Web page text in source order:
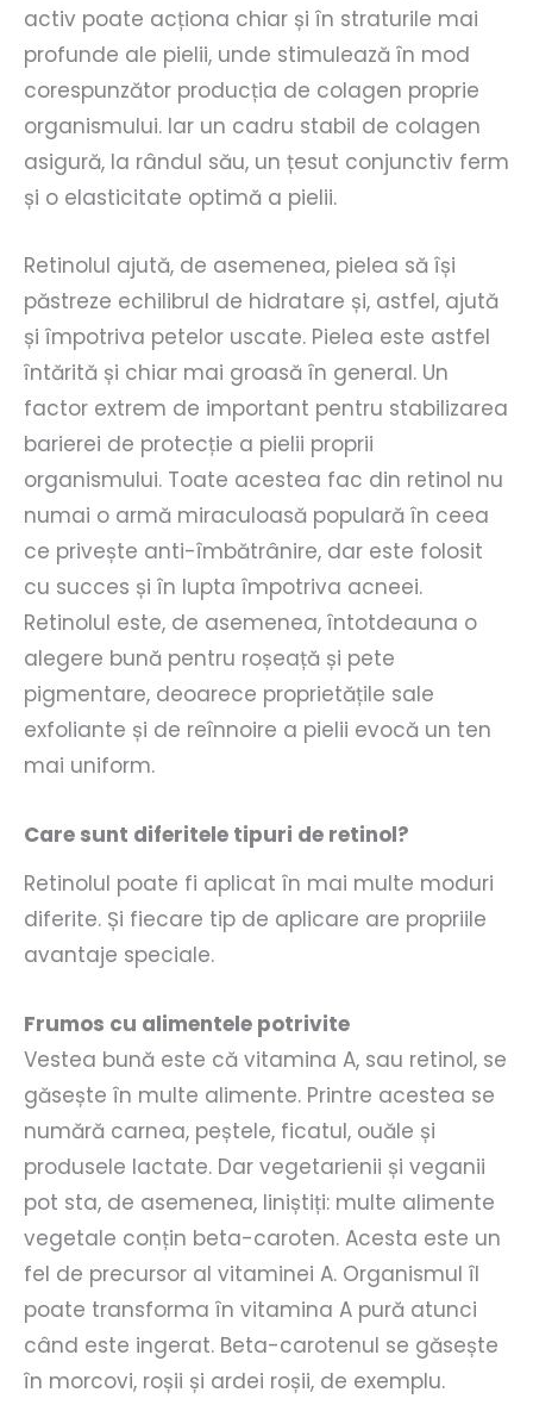
activ poate acționa chiar și în straturile mai
profunde ale pielii, unde stimulează în mod
corespunzător producția de colagen proprie
organismului. Iar un cadru stabil de colagen
asigură, la rândul său, un țesut conjunctiv ferm
și o elasticitate optimă a pielii.
Retinolul ajută, de asemenea, pielea să își
păstreze echilibrul de hidratare și, astfel, ajută
și împotriva petelor uscate. Pielea este astfel
întărită și chiar mai groasă în general. Un
factor extrem de important pentru stabilizarea
barierei de protecție a pielii proprii
organismului. Toate acestea fac din retinol nu
numai o armă miraculoasă populară în ceea
ce privește anti-îmbătrânire, dar este folosit
cu succes și în lupta împotriva acneei.
Retinolul este, de asemenea, întotdeauna o
alegere bună pentru roșeață și pete
pigmentare, deoarece proprietățile sale
exfoliante și de reînnoire a pielii evocă un ten
mai uniform.
Care sunt diferitele tipuri de retinol?
Retinolul poate fi aplicat în mai multe moduri
diferite. Și fiecare tip de aplicare are propriile
avantaje speciale.
Frumos cu alimentele potrivite
Vestea bună este că vitamina A, sau retinol, se
găsește în multe alimente. Printre acestea se
numără carnea, peștele, ficatul, ouăle și
produsele lactate. Dar vegetarienii și veganii
pot sta, de asemenea, liniștiți: multe alimente
vegetale conțin beta-caroten. Acesta este un
fel de precursor al vitaminei A. Organismul îl
poate transforma în vitamina A pură atunci
când este ingerat. Beta-carotenul se găsește
în morcovi, roșii și ardei roșii, de exemplu.